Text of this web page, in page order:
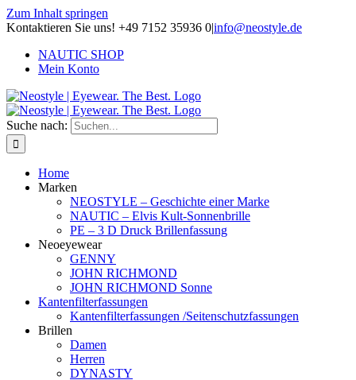
Zum Inhalt springen
Kontaktieren Sie uns! +49 7152 35936 0|info@neostyle.de
NAUTIC SHOP
Mein Konto
Suche nach:
Home
Marken
NEOSTYLE – Geschichte einer Marke
NAUTIC – Elvis Kult-Sonnenbrille
PE – 3 D Druck Brillenfassung
Neoeyewear
GENNY
JOHN RICHMOND
JOHN RICHMOND Sonne
Kantenfilterfassungen
Kantenfilterfassungen /Seitenschutzfassungen
Brillen
Damen
Herren
DYNASTY